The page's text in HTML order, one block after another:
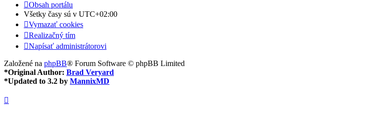
Obsah portálu
Všetky časy sú v UTC+02:00
Vymazať cookies
Realizačný tím
Napísať administrátorovi
Založené na phpBB® Forum Software © phpBB Limited
*Original Author: Brad Veryard
*Updated to 3.2 by MannixMD